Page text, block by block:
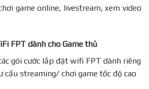
game online, livestream, xem video
FPT dành cho Game thủ
gói cước lắp đặt wifi FPT dành riêng
cầu streaming/ chơi game tốc độ cao